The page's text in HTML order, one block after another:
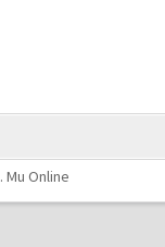
. Mu Online